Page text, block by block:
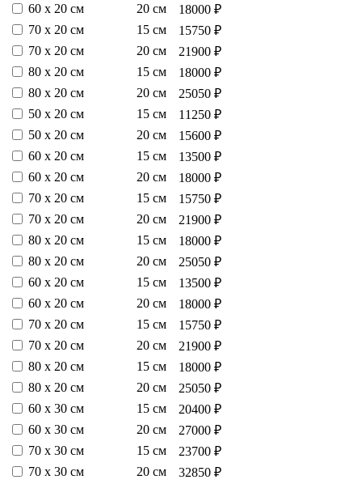
60 х 20 см
20 см
18000 ₽
70 х 20 см
15 см
15750 ₽
70 х 20 см
20 см
21900 ₽
80 х 20 см
15 см
18000 ₽
80 х 20 см
20 см
25050 ₽
50 х 20 см
15 см
11250 ₽
50 х 20 см
20 см
15600 ₽
60 х 20 см
15 см
13500 ₽
60 х 20 см
20 см
18000 ₽
70 х 20 см
15 см
15750 ₽
70 х 20 см
20 см
21900 ₽
80 х 20 см
15 см
18000 ₽
80 х 20 см
20 см
25050 ₽
60 х 20 см
15 см
13500 ₽
60 х 20 см
20 см
18000 ₽
70 х 20 см
15 см
15750 ₽
70 х 20 см
20 см
21900 ₽
80 х 20 см
15 см
18000 ₽
80 х 20 см
20 см
25050 ₽
60 х 30 см
15 см
20400 ₽
60 х 30 см
20 см
27000 ₽
70 х 30 см
15 см
23700 ₽
70 х 30 см
20 см
32850 ₽